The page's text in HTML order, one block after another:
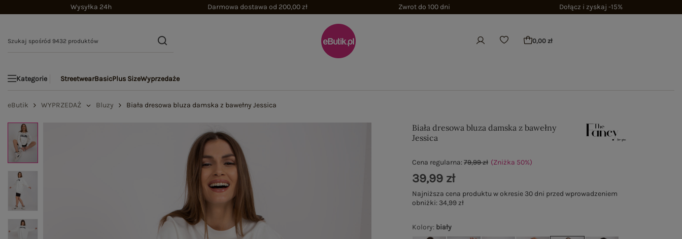
Wysyłka 24h Darmowa dostawa od 200,00 zł Zwrot do 100 dni Dołącz i zyskaj -15%
0,00 zł
Kategorie StreetwearBasicPlus SizeWyprzedaże
eButik WYPRZEDAŻ Bluzy Biała dresowa bluza damska z bawełny Jessica
Biała dresowa bluza damska z bawełny
Jessica
Kolory: biały
Cena regularna:79,99 zł (Zniżka 50%)
39,99 zł
Najniższa cena produktu w okresie 30 dni przed wprowadzeniem
obniżki: 34,99 zł